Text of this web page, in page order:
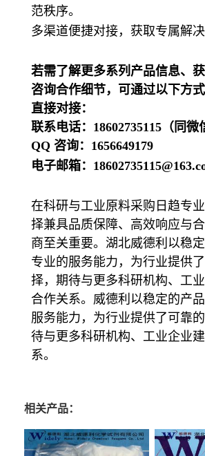
范秩序。
多渠道便捷对接，获取专属解
若需了解更多系列产品信息、
咨询合作细节，可通过以下方
直接对接：
联系电话：18602735115（同微
QQ 咨询：1656649179
电子邮箱：
在科研与工业原料采购日趋专
择兼具品质保障、高效响应与
商至关重要。湖北威德利以稳
专业的服务能力，为行业提供
择，期待与更多科研机构、工
合作关系。威德利以稳定的产
服务能力，为行业提供了可靠
待与更多科研机构、工业企业
系。
相关产品：